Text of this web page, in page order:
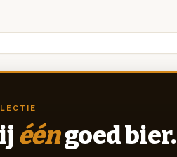
ééngoed bier.